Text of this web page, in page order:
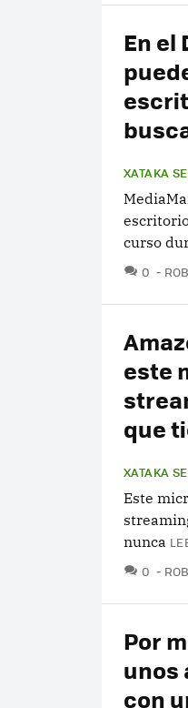
En el
XATAKA
curso
0
este
que
XATAKA
Este
nunca
0
Por
unos
con